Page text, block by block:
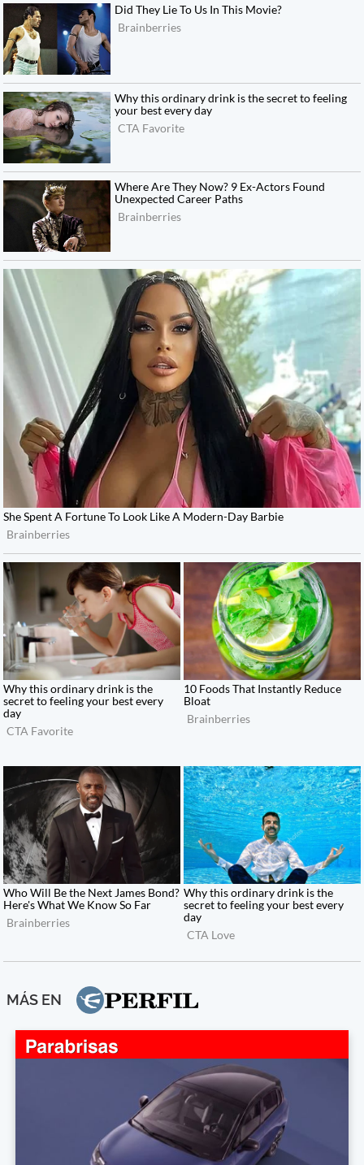
MÁS EN